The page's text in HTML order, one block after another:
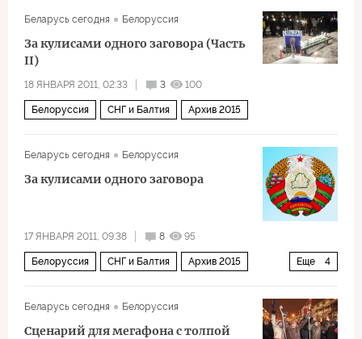
Беларусь сегодня
Белоруссия
За кулисами одного заговора (Часть
II)
18 ЯНВАРЯ 2011, 02:33 3 100
Белоруссия СНГ и Балтия Архив 2015
Беларусь сегодня Белоруссия
За кулисами одного заговора
17 ЯНВАРЯ 2011, 09:38 8 95
Еще 4
Белоруссия СНГ и Балтия Архив 2015
Беларусь сегодня
Белоруссия
Сценарий для мегафона с толпой